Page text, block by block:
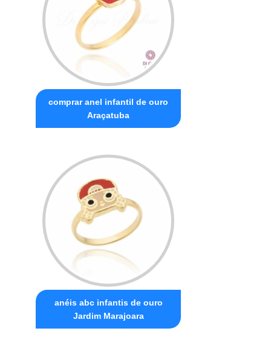
comprar anel infantil de ouro
Araçatuba
anéis abc infantis de ouro
Jardim Marajoara